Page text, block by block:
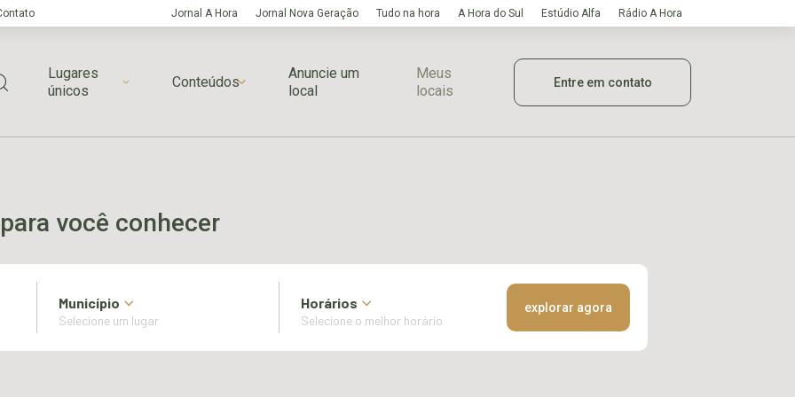
Jornal A Hora Jornal Nova Geração Tudo na hora A Hora do Sul Estúdio Alfa Rádio A Hora
Lugares
únicos
Conteúdos
Anuncie um
local
Meus
locais
Entre em contato
você conhecer
Município Horários explorar agora